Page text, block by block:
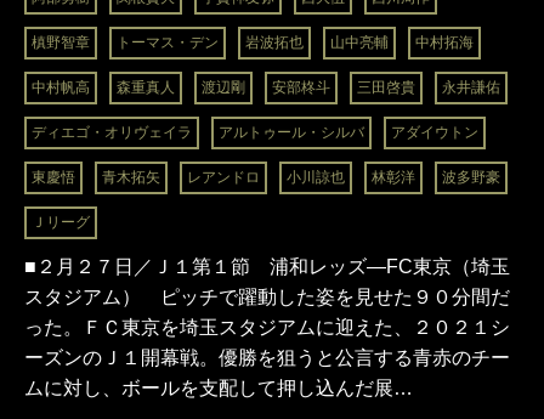
槙野智章 トーマス・デン 岩波拓也 山中亮輔 中村拓海
中村帆高 森重真人 渡辺剛 安部柊斗 三田啓貴 永井謙佑
ディエゴ・オリヴェイラ アルトゥール・シルバ アダイウトン
東慶悟 青木拓矢 レアンドロ 小川諒也 林彰洋 波多野豪
Ｊリーグ
■２月２７日／Ｊ１第１節 浦和レッズ―FC東京（埼玉
スタジアム） ピッチで躍動した姿を見せた９０分間だ
った。ＦＣ東京を埼玉スタジアムに迎えた、２０２１シ
ーズンのＪ１開幕戦。優勝を狙うと公言する青赤のチー
ムに対し、ボールを支配して押し込んだ展…